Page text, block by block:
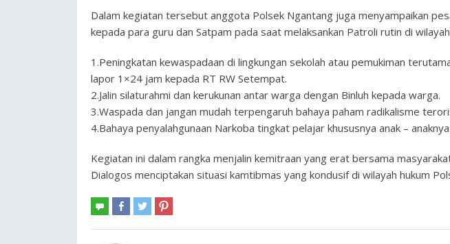
Dalam kegiatan tersebut anggota Polsek Ngantang juga menyampaikan
kepada para guru dan Satpam pada saat melaksankan Patroli rutin di
1.Peningkatan kewaspadaan di lingkungan sekolah atau pemukiman
lapor 1×24 jam kepada RT RW Setempat.
2.Jalin silaturahmi dan kerukunan antar warga dengan Binluh kepada warga.
3.Waspada dan jangan mudah terpengaruh bahaya paham radikalisme
4.Bahaya penyalahgunaan Narkoba tingkat pelajar khususnya anak –
Kegiatan ini dalam rangka menjalin kemitraan yang erat bersama
Dialogos menciptakan situasi kamtibmas yang kondusif di wilayah hukum